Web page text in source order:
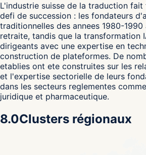
L'industrie suisse de la traduction
defi de succession : les fondateurs
traditionnelles des annees 1980-
retraite, tandis que la transformation
dirigeants avec une expertise en
construction de plateformes. De
etablies ont ete construites sur les
et l'expertise sectorielle de leurs
dans les secteurs reglementes
juridique et pharmaceutique.
8.0Clusters régionaux